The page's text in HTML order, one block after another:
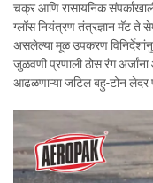
चक्र आणि रासायनिक
ग्लॉस नियंत्रण तंत्रज्ञान मॅट ते
असलेल्या मूळ उपकरण
जुळवणी प्रणाली ठोस रंग
आढळणाऱ्या जटिल बहु-टोन लेदर